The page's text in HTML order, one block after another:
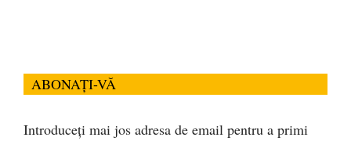
ABONAȚI-VĂ
Introduceți mai jos adresa de email pentru a primi